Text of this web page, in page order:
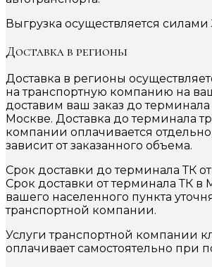
Выгрузка осуществляется силами
Доставка в регионы
Доставка в регионы
на транспортную компанию на
доставим ваш заказ до
Москве. Доставка до терминала
компании оплачивается
зависит от заказанного объема.
Срок доставки до терминала ТК
Срок доставки от терминала ТК в
вашего населенного пункта
транспортной компании.
Услуги транспортной компании
оплачивает самостоятельно при